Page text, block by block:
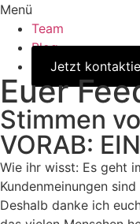
Menü
Team
Blog
Jetzt
Euer
Stimmen
VORAB:
Wie ihr wisst: Es geht
Kundenmeinungen
Deshalb danke ich